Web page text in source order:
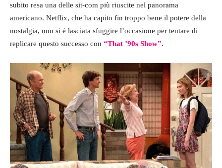
subito resa una delle sit-com più riuscite nel panorama
americano. Netflix, che ha capito fin troppo bene il potere della
nostalgia, non si è lasciata sfuggire l’occasione per tentare di
replicare questo successo con “That ’90s Show”.